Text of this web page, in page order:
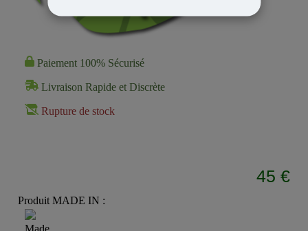
Paiement 100% Sécurisé
Livraison Rapide et Discrète
Rupture de stock
45 €
Produit MADE IN :